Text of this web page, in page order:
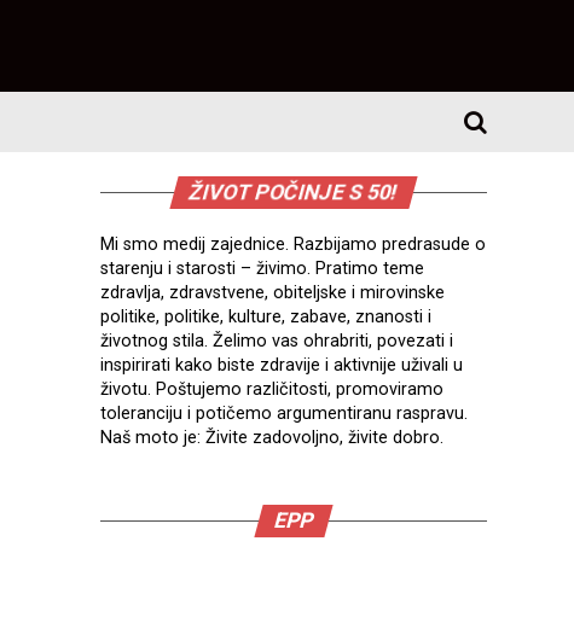
ŽIVOT POČINJE S 50!
Mi smo medij zajednice. Razbijamo predrasude o
starenju i starosti – živimo. Pratimo teme
zdravlja, zdravstvene, obiteljske i mirovinske
politike, politike, kulture, zabave, znanosti i
životnog stila. Želimo vas ohrabriti, povezati i
inspirirati kako biste zdravije i aktivnije uživali u
životu. Poštujemo različitosti, promoviramo
toleranciju i potičemo argumentiranu raspravu.
Naš moto je: Živite zadovoljno, živite dobro.
EPP